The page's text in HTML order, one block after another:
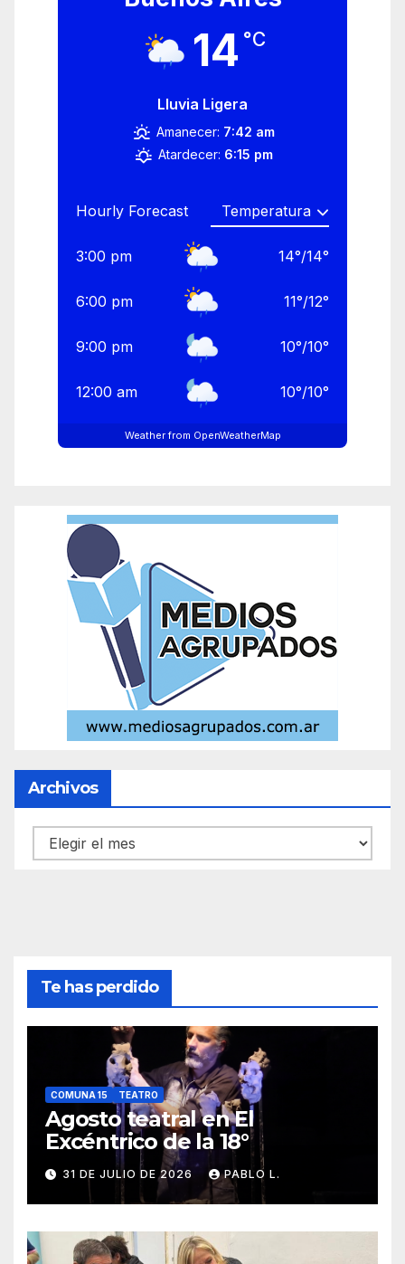
14 °C
Lluvia Ligera
Amanecer: 7:42 am
Atardecer: 6:15 pm
Hourly Forecast
3:00 pm 14°/14°
6:00 pm 11°/12°
9:00 pm 10°/10°
12:00 am 10°/10°
Weather from OpenWeatherMap
Archivos
Archivos
Te has perdido
COMUNA 15 TEATRO
Agosto teatral en El
Excéntrico de la 18°
31 DE JULIO DE 2026 PABLO L.